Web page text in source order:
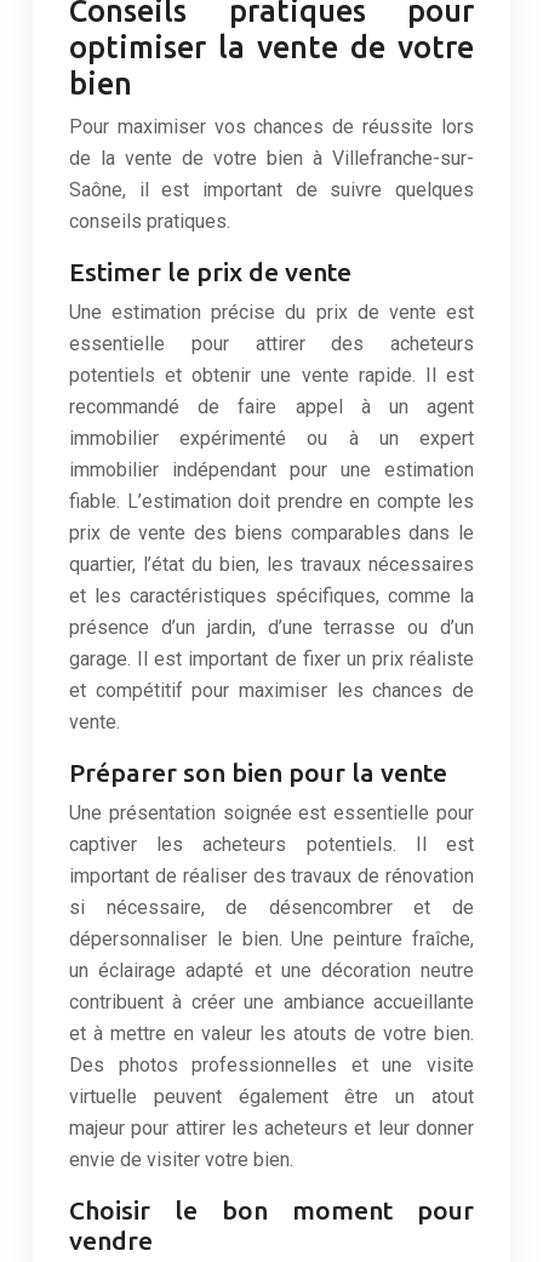
Conseils pratiques pour
optimiser la vente de votre
bien
Pour maximiser vos chances de réussite lors
de la vente de votre bien à Villefranche-sur-
Saône, il est important de suivre quelques
conseils pratiques.
Estimer le prix de vente
Une estimation précise du prix de vente est
essentielle pour attirer des acheteurs
potentiels et obtenir une vente rapide. Il est
recommandé de faire appel à un agent
immobilier expérimenté ou à un expert
immobilier indépendant pour une estimation
fiable. L’estimation doit prendre en compte les
prix de vente des biens comparables dans le
quartier, l’état du bien, les travaux nécessaires
et les caractéristiques spécifiques, comme la
présence d’un jardin, d’une terrasse ou d’un
garage. Il est important de fixer un prix réaliste
et compétitif pour maximiser les chances de
vente.
Préparer son bien pour la vente
Une présentation soignée est essentielle pour
captiver les acheteurs potentiels. Il est
important de réaliser des travaux de rénovation
si nécessaire, de désencombrer et de
dépersonnaliser le bien. Une peinture fraîche,
un éclairage adapté et une décoration neutre
contribuent à créer une ambiance accueillante
et à mettre en valeur les atouts de votre bien.
Des photos professionnelles et une visite
virtuelle peuvent également être un atout
majeur pour attirer les acheteurs et leur donner
envie de visiter votre bien.
Choisir le bon moment pour
vendre